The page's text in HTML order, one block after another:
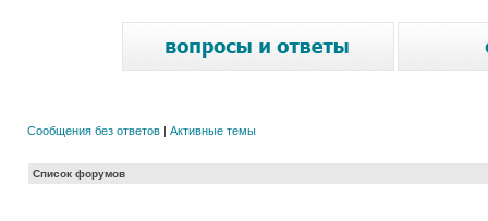
Сообщения без ответов | Активные темы
Список форумов